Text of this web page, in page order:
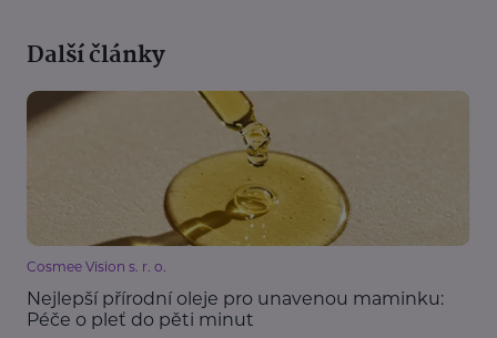
Další články
Cosmee Vision s. r. o.
Nejlepší přírodní oleje pro unavenou maminku:
Péče o pleť do pěti minut